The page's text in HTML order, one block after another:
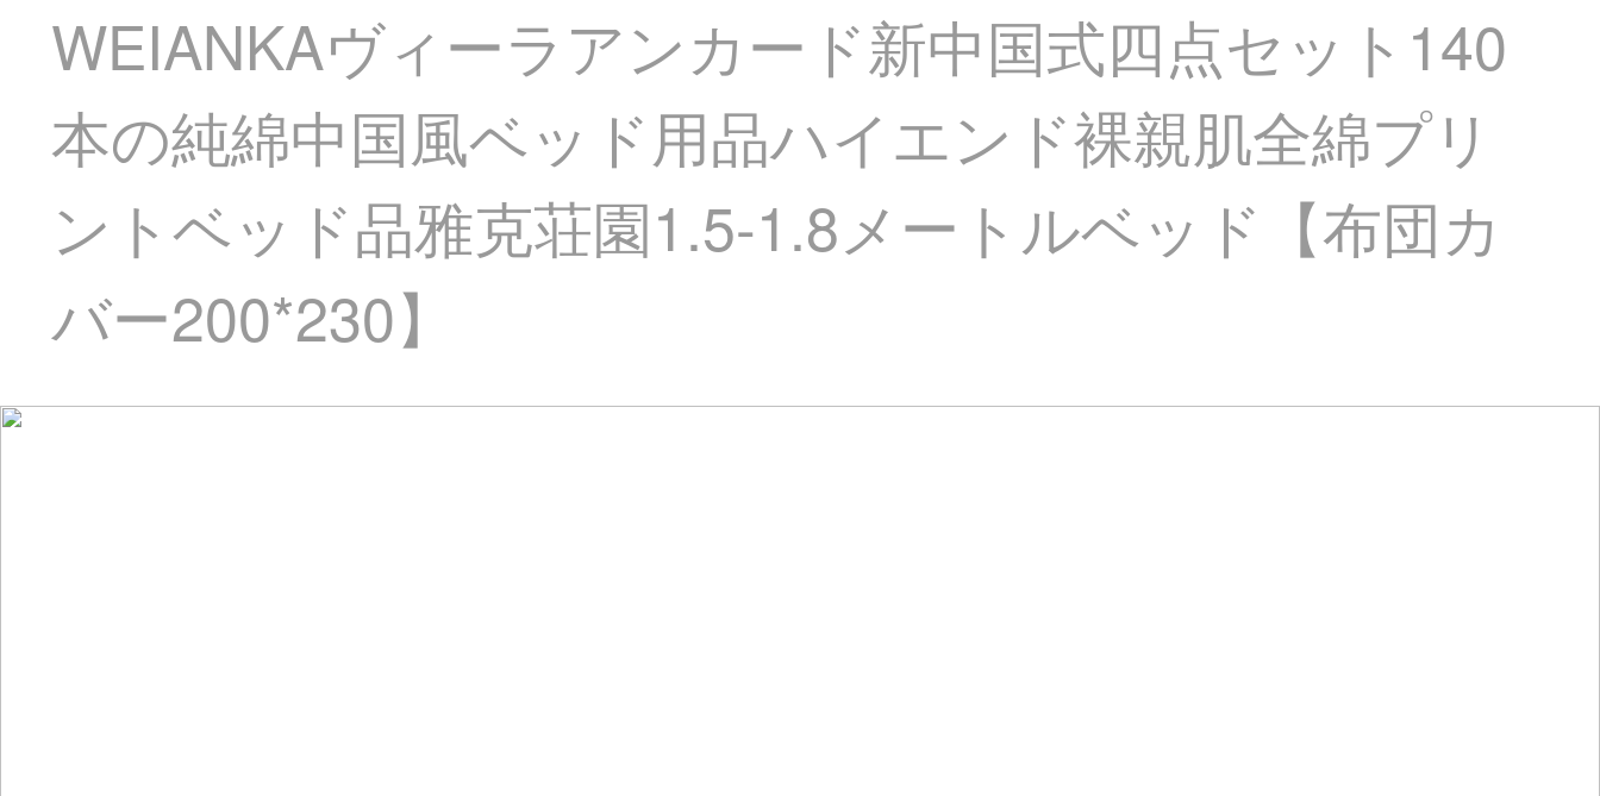
WEIANKAヴィーラアンカード新中国式四点セット140
本の純綿中国風ベッド用品ハイエンド裸親肌全綿プリ
ントベッド品雅克荘園1.5-1.8メートルベッド【布団カ
バー200*230】